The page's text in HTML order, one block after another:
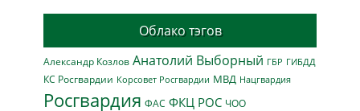
Облако тэгов
Александр Козлов Анатолий Выборный ГБР ГИБДД
КС Росгвардии Корсовет Росгвардии МВД Нацгвардия
Росгвардия ФАС ФКЦ РОС ЧОО